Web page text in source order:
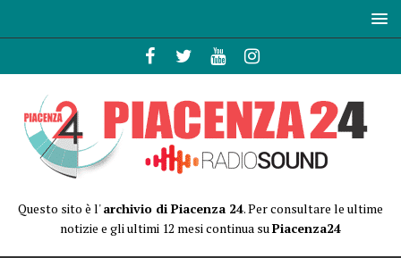
Questo sito è l'archivio di Piacenza 24. Per consultare le ultime
notizie e gli ultimi 12 mesi continua suPiacenza24